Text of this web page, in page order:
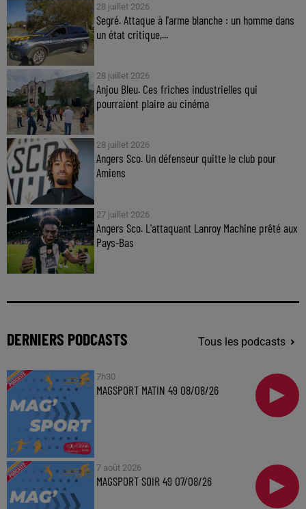
28 juillet 2026
Segré. Attaque à l'arme blanche : un homme dans
un état critique,...
28 juillet 2026
Anjou Bleu. Ces friches industrielles qui
pourraient plaire au cinéma
28 juillet 2026
Angers Sco. Un défenseur quitte le club pour
Amiens
27 juillet 2026
Angers Sco. L'attaquant Lanroy Machine prêté aux
Pays-Bas
DERNIERS PODCASTS Tous les podcasts
7h30
MAGSPORT MATIN 49 08/08/26
7 août 2026
MAGSPORT SOIR 49 07/08/26